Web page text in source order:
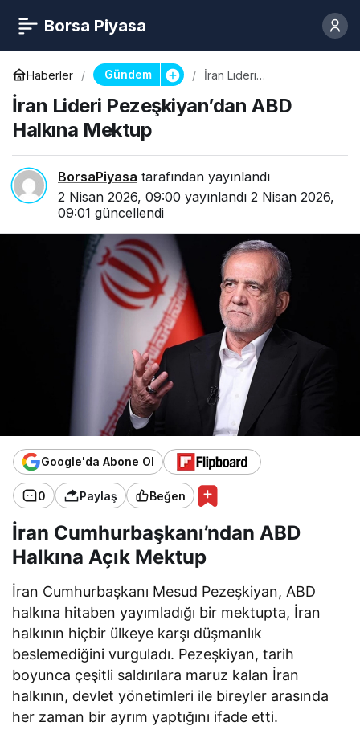
Borsa Piyasa
Haberler Gündem
İran Lideri
Halkına Mektup
İran Lideri Pezeşkiyan’dan ABD
Halkına Mektup
BorsaPiyasa tarafından yayınlandı
2 Nisan 2026, 09:00 yayınlandı 2 Nisan 2026,
09:01 güncellendi
Google'da Abone Ol
0 Paylaş Beğen
İran Cumhurbaşkanı’ndan ABD
Halkına Açık Mektup
İran Cumhurbaşkanı Mesud Pezeşkiyan, ABD
halkına hitaben yayımladığı bir mektupta, İran
halkının hiçbir ülkeye karşı düşmanlık
beslemediğini vurguladı. Pezeşkiyan, tarih
boyunca çeşitli saldırılara maruz kalan İran
halkının, devlet yönetimleri ile bireyler arasında
her zaman bir ayrım yaptığını ifade etti.